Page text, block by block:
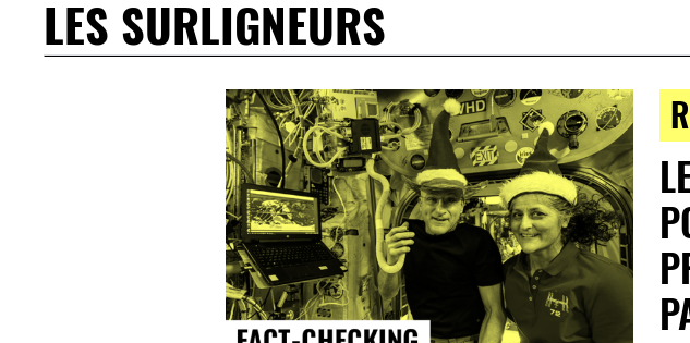
LES SURLIGNEURS